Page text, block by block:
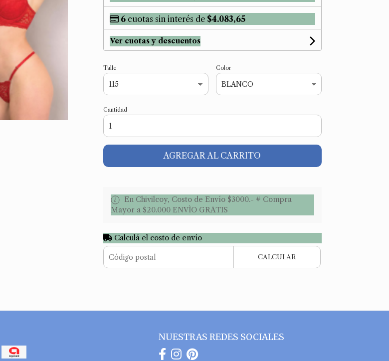
6cuotas sin interés de $4.083,65
Ver cuotas y descuentos
Talle Color
Cantidad
AGREGAR AL CARRITO
En Chivilcoy, Costo de Envío $3000.- # Compra
Mayor a $20.000 ENVÌO GRATIS
Calculá el costo de envío
CALCULAR
NUESTRAS REDES SOCIALES